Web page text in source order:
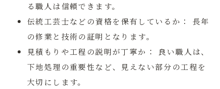
る職人は信頼できます。
伝統工芸士などの資格を保有しているか：
長年
の修業と技術の証明となります。
見積もりや工程の説明が丁寧か：
良い職人は、
下地処理の重要性など、見えない部分の工程を
大切にします。